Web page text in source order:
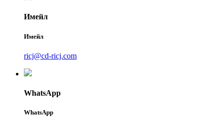
Имейл
Имейл
ricj@cd-ricj.com
WhatsApp
WhatsApp